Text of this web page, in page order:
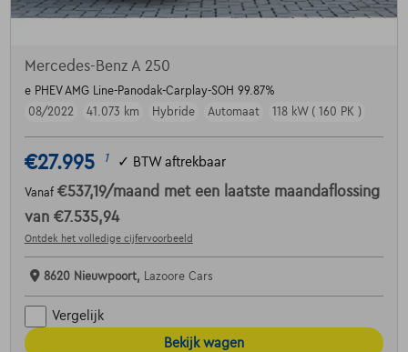
Mercedes-Benz A 250
e PHEV AMG Line-Panodak-Carplay-SOH 99.87%
08/2022
41.073 km Hybride Automaat 118 kW ( 160 PK )
€27.995 1 ✓ BTW aftrekbaar
Vanaf €537,19/maand met een laatste maandaflossing
van €7.535,94
Ontdek het volledige cijfervoorbeeld
8620 Nieuwpoort, Lazoore Cars
Vergelijk
Bekijk wagen